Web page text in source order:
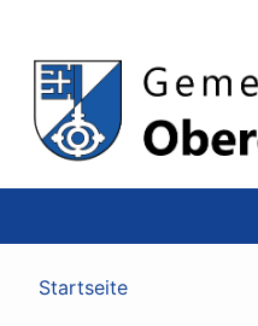
Pfadnavigation
Startseite